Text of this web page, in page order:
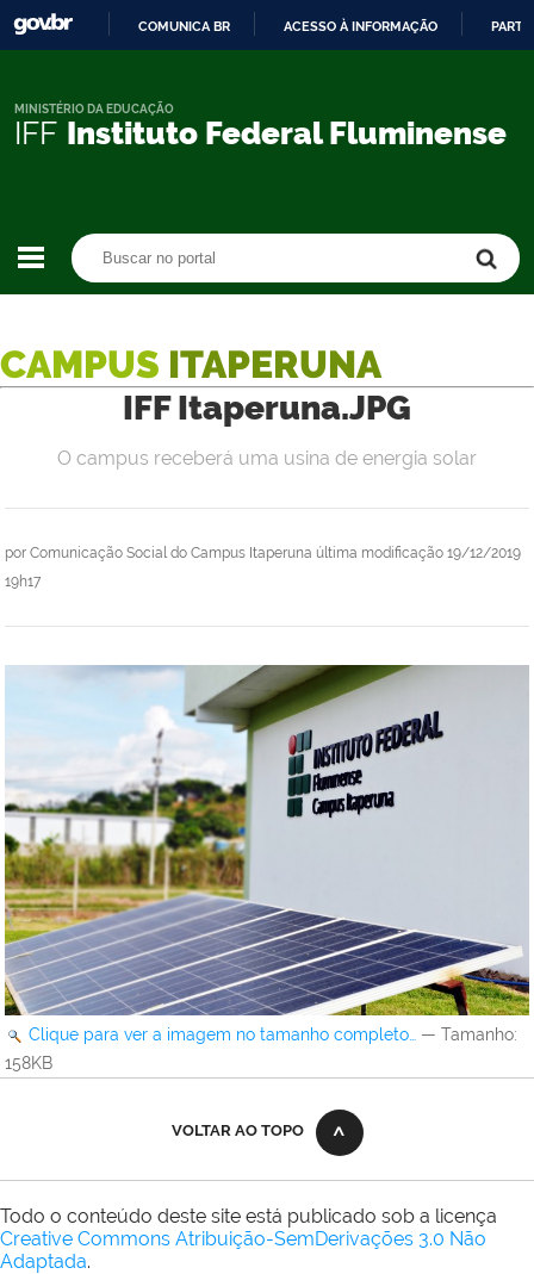
CONTEÚDO
COMUNICA BR ACESSO À INFORMAÇÃO
IFF Instituto Federal Fluminense
MINISTÉRIO DA EDUCAÇÃO
CAMPUS ITAPERUNA
IFF Itaperuna.JPG
por Comunicação Social do Campus Itaperuna última modificação 19/12/2019
19h17
O campus receberá uma usina de energia solar
Clique para ver a imagem no tamanho completo… — Tamanho:
158KB
VOLTAR AO TOPO
Todo o conteúdo deste site está publicado sob a licença
Creative Commons Atribuição-SemDerivações 3.0 Não
Adaptada.